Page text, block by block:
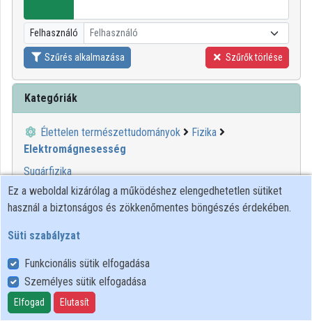
Intézmények
Közreműködők
Felhasználó Felhasználó
Szűrés alkalmazása Szűrők törlése
Kategóriák
Élettelen természettudományok
Fizika
Elektromágnesesség
Sugárfizika
1 2
00:39:40
Ez a weboldal kizárólag a működéshez elengedhetetlen sütiket
használ a biztonságos és zökkenőmentes böngészés érdekében.
Süti szabályzat
Funkcionális sütik elfogadása
Személyes sütik elfogadása
Elfogad Elutasít